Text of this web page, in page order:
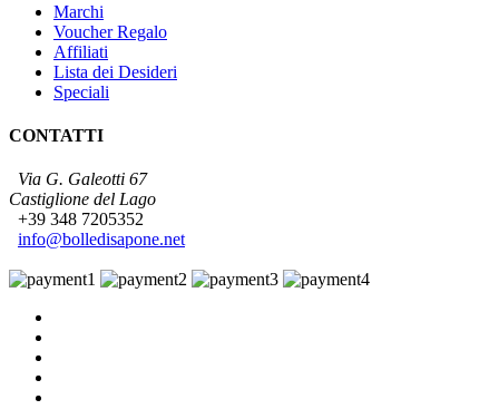
Marchi
Voucher Regalo
Affiliati
Lista dei Desideri
Speciali
CONTATTI
Via G. Galeotti 67
Castiglione del Lago
+39 348 7205352
info@bolledisapone.net